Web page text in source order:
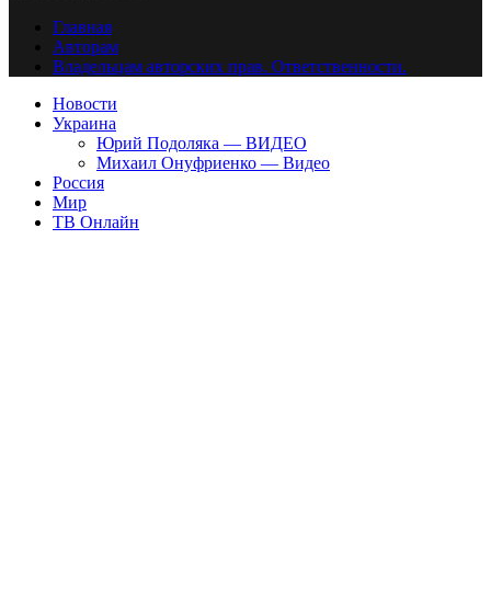
Главная
Авторам
Владельцам авторских прав. Ответственности.
Новости
Украина
Юрий Подоляка — ВИДЕО
Михаил Онуфриенко — Видео
Россия
Мир
ТВ Онлайн